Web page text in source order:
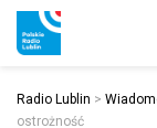
Radio Lublin >
ostrożność